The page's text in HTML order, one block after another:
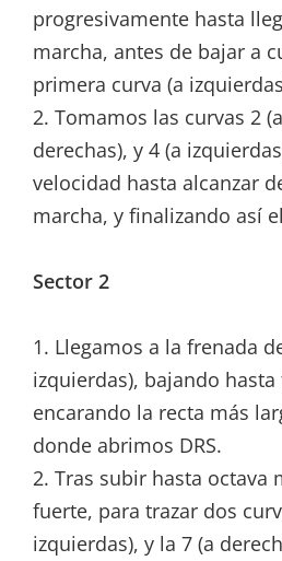
progresivamente hasta
marcha, antes de bajar a
primera curva (a
2. Tomamos las curvas 2
derechas), y 4 (a
velocidad hasta alcanzar
marcha, y finalizando así
Sector 2
1. Llegamos a la frenada
izquierdas), bajando
encarando la recta más
donde abrimos DRS.
2. Tras subir hasta octava
fuerte, para trazar dos
izquierdas), y la 7 (a